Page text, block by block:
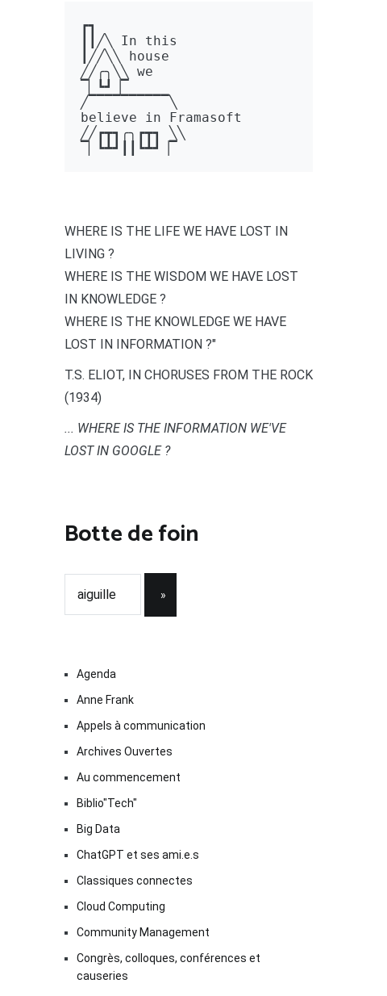
┏┓
┃┃╱╲ In this
┃╱╱╲╲ house
╱╱╭╮╲╲ we
▔▏┗┛▕▔
╱▔▔▔▔▔▔▔▔▔▔╲
believe in Framasoft
╱╱┏┳┓╭╮┏┳┓ ╲╲
▔▏┗┻┛┃┃┗┻┛▕▔
WHERE IS THE LIFE WE HAVE LOST IN
LIVING ?
WHERE IS THE WISDOM WE HAVE LOST
IN KNOWLEDGE ?
WHERE IS THE KNOWLEDGE WE HAVE
LOST IN INFORMATION ?"
T.S. ELIOT, IN CHORUSES FROM THE ROCK
(1934)
... WHERE IS THE INFORMATION WE'VE
LOST IN GOOGLE ?
Botte de foin
Agenda
Anne Frank
Appels à communication
Archives Ouvertes
Au commencement
Biblio"Tech"
Big Data
ChatGPT et ses ami.e.s
Classiques connectes
Cloud Computing
Community Management
Congrès, colloques, conférences et
causeries